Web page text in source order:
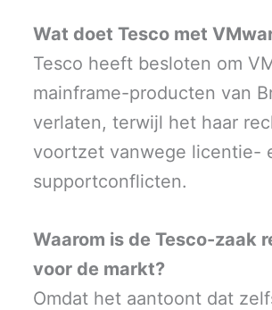
Wat doet Tesco met
Tesco heeft besloten om
mainframe-producten van
verlaten, terwijl het haar
voortzet vanwege licentie-
supportconflicten.
Waarom is de Tesco-zaak
voor de markt?
Omdat het aantoont dat